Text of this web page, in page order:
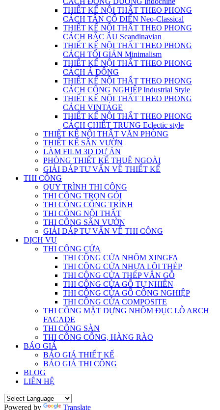
THIẾT KẾ NỘI THẤT THEO PHONG
CÁCH TÂN CỔ ĐIỂN Neo-Classical
THIẾT KẾ NỘI THẤT THEO PHONG
CÁCH BẮC ÂU Scandinavian
THIẾT KẾ NỘI THẤT THEO PHONG
CÁCH TỐI GIẢN Minimalism
THIẾT KẾ NỘI THẤT THEO PHONG
CÁCH Á ĐÔNG
THIẾT KẾ NỘI THẤT THEO PHONG
CÁCH CÔNG NGHIỆP Industrial Style
THIẾT KẾ NỘI THẤT THEO PHONG
CÁCH VINTAGE
THIẾT KẾ NỘI THẤT THEO PHONG
CÁCH CHIẾT TRUNG Eclectic style
THIẾT KẾ NỘI THẤT VĂN PHÒNG
THIẾT KẾ SÂN VƯỜN
LÀM FILM 3D DỰ ÁN
PHÒNG THIẾT KẾ THUÊ NGOÀI
GIẢI ĐÁP TƯ VẤN VỀ THIẾT KẾ
THI CÔNG
QUY TRÌNH THI CÔNG
THI CÔNG TRỌN GÓI
THI CÔNG CÔNG TRÌNH
THI CÔNG NỘI THẤT
THI CÔNG SÂN VƯỜN
GIẢI ĐÁP TƯ VẤN VỀ THI CÔNG
DỊCH VỤ
THI CÔNG CỬA
THI CÔNG CỬA NHÔM XINGFA
THI CÔNG CỬA NHỰA LÕI THÉP
THI CÔNG CỬA THÉP VÂN GỖ
THI CÔNG CỬA GỖ TỰ NHIÊN
THI CÔNG CỬA GỖ CÔNG NGHIỆP
THI CÔNG CỬA COMPOSITE
THI CÔNG MẶT DỰNG NHÔM ĐỤC LỖ ARCH
FACADE
THI CÔNG SÀN
THI CÔNG CỔNG, HÀNG RÀO
BÁO GIÁ
BÁO GIÁ THIẾT KẾ
BÁO GIÁ THI CÔNG
BLOG
LIÊN HỆ
Powered by Translate